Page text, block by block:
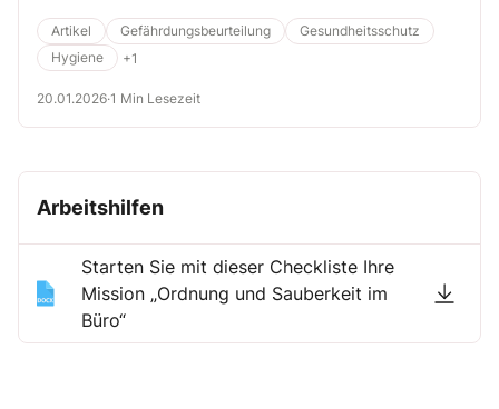
sondern auch des Arbeitsschutzes. Hier erfahren Sie, wie Sie schnell
und einfach herausfinden, welches Desinfektionsmittel für welchen
Einsatz infrage kommt.
Artikel Gefährdungsbeurteilung
Gesundheitsschutz
Hygiene
+1
20.01.2026·1 Min Lesezeit
Arbeitshilfen
Starten Sie mit dieser Checkliste Ihre
Mission „Ordnung und Sauberkeit im
Büro“